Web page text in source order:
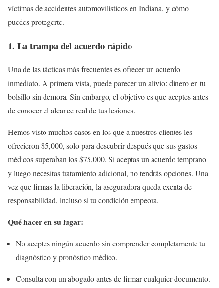
víctimas de accidentes automovilísticos en Indiana, y cómo
puedes protegerte.
1. La trampa del acuerdo rápido
Una de las tácticas más frecuentes es ofrecer un acuerdo
inmediato. A primera vista, puede parecer un alivio: dinero en tu
bolsillo sin demora. Sin embargo, el objetivo es que aceptes antes
de conocer el alcance real de tus lesiones.
Hemos visto muchos casos en los que a nuestros clientes les
ofrecieron $5,000, solo para descubrir después que sus gastos
médicos superaban los $75,000. Si aceptas un acuerdo temprano
y luego necesitas tratamiento adicional, no tendrás opciones. Una
vez que firmas la liberación, la aseguradora queda exenta de
responsabilidad, incluso si tu condición empeora.
Qué hacer en su lugar:
No aceptes ningún acuerdo sin comprender completamente tu
diagnóstico y pronóstico médico.
Consulta con un abogado antes de firmar cualquier documento.